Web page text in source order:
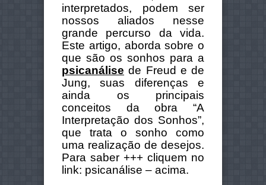
interpretados, podem ser
nossos aliados nesse
grande percurso da vida.
Este artigo, aborda sobre o
que são os sonhos para a
psicanálise de Freud e de
Jung, suas diferenças e
ainda os principais
conceitos da obra “A
Interpretação dos Sonhos”,
que trata o sonho como
uma realização de desejos.
Para saber +++ cliquem no
link: psicanálise – acima.